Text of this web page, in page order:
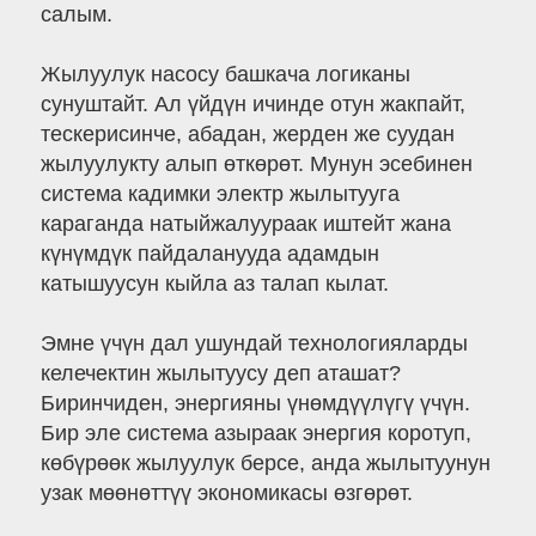
салым.
Жылуулук насосу башкача логиканы
сунуштайт. Ал үйдүн ичинде отун жакпайт,
тескерисинче, абадан, жерден же суудан
жылуулукту алып өткөрөт. Мунун эсебинен
система кадимки электр жылытууга
караганда натыйжалуураак иштейт жана
күнүмдүк пайдаланууда адамдын
катышуусун кыйла аз талап кылат.
Эмне үчүн дал ушундай технологияларды
келечектин жылытуусу деп аташат?
Биринчиден, энергияны үнөмдүүлүгү үчүн.
Бир эле система азыраак энергия коротуп,
көбүрөөк жылуулук берсе, анда жылытуунун
узак мөөнөттүү экономикасы өзгөрөт.